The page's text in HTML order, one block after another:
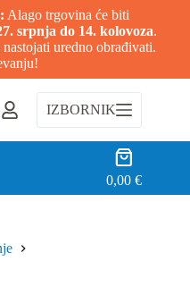
Alago trgovina će biti
srpnja do 14. kolovoza.
uredno obrađivati.
IZBORNIK
Košarica
0,00€